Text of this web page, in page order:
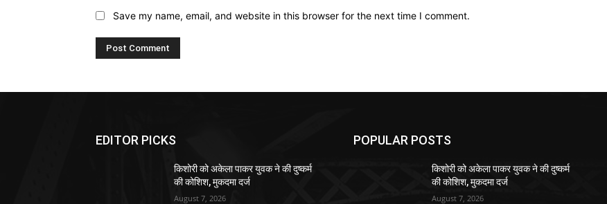
Save my name, email, and website in this browser for the next time I comment.
EDITOR PICKS
किशोरी को अकेला पाकर युवक ने की दुष्कर्म
की कोशिश, मुकदमा दर्ज
August 7, 2026
POPULAR POSTS
किशोरी को अकेला पाकर युवक ने की दुष्कर्म
की कोशिश, मुकदमा दर्ज
August 7, 2026